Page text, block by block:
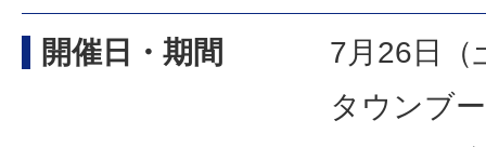
開催日・期間
7月26日（
タウンブ